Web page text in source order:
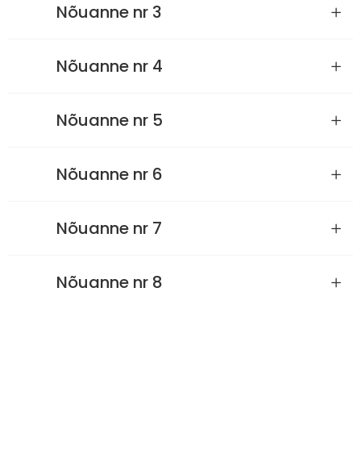
Nõuanne nr 3
Nõuanne nr 4
Nõuanne nr 5
Nõuanne nr 6
Nõuanne nr 7
Nõuanne nr 8